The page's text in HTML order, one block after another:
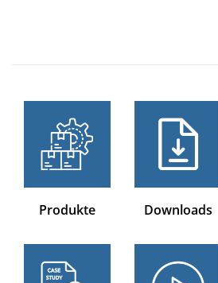
Produkte Downloads